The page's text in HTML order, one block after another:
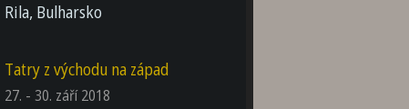
Rila, Bulharsko
Tatry z východu na západ
27. - 30. září 2018